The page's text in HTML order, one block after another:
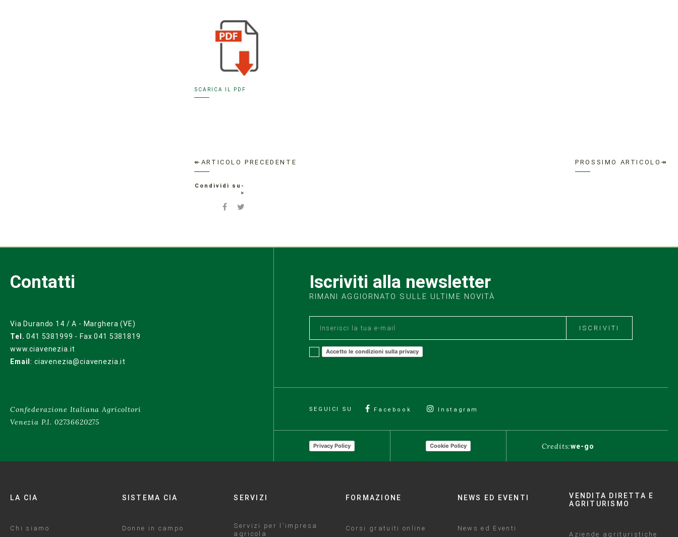
SCARICA IL PDF
↞ARTICOLO PRECEDENTE PROSSIMO ARTICOLO↠
Condividi su-
>
Contatti
Via Durando 14 / A - Marghera (VE)
Tel. 041 5381999 - Fax 041 5381819
www.ciavenezia.it
Email: ciavenezia@ciavenezia.it
Confederazione Italiana Agricoltori
Venezia P.I. 02736620275
Iscriviti alla newsletter
RIMANI AGGIORNATO SULLE ULTIME NOVITÀ
ISCRIVITI
Accetto le condizioni sulla privacy
SEGUICI SU Facebook Instagram
Privacy Policy Cookie Policy Credits:we-go
LA CIA
Chi siamo
SISTEMA CIA
Donne in campo
SERVIZI
Servizi per l'impresa
agricola
FORMAZIONE
Corsi gratuiti online
NEWS ED EVENTI
News ed Eventi
VENDITA DIRETTA E
AGRITURISMO
Aziende agrituristiche